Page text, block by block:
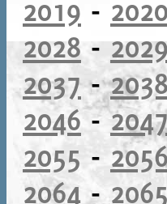
2019 - 2020
2028 -
2037-
2046-
2055 -
2064 - 2065